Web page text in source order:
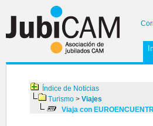
Índice de Noticias
Turismo> Viajes
Viaja con